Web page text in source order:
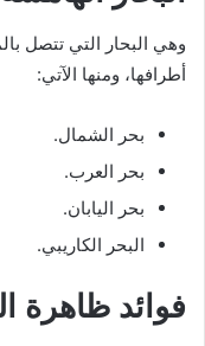
وهي البحار التي تتصل
أطرافها، ومنها الآتي:
بحر الشمال.
بحر العرب.
بحر اليابان.
البحر الكاريبي.
فوائد ظاهرة